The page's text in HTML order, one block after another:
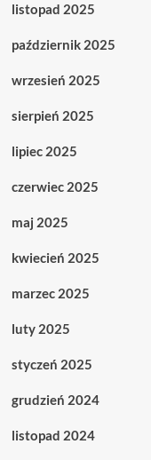
listopad 2025
październik 2025
wrzesień 2025
sierpień 2025
lipiec 2025
czerwiec 2025
maj 2025
kwiecień 2025
marzec 2025
luty 2025
styczeń 2025
grudzień 2024
listopad 2024